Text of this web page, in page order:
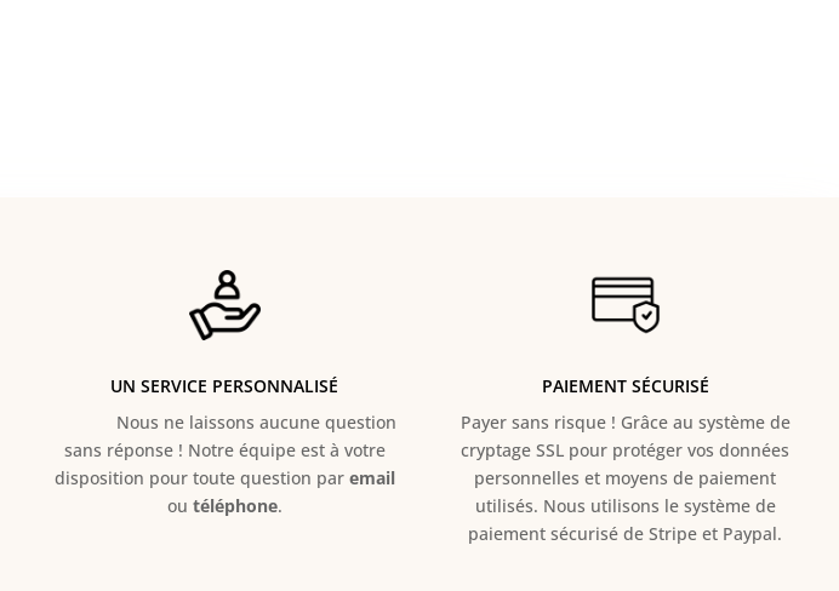
UN SERVICE PERSONNALISÉ
Nous ne laissons aucune question
sans réponse ! Notre équipe est à votre
disposition pour toute question par email
ou téléphone.
PAIEMENT SÉCURISÉ
Payer sans risque ! Grâce au système de
cryptage SSL pour protéger vos données
personnelles et moyens de paiement
utilisés. Nous utilisons le système de
paiement sécurisé de Stripe et Paypal.